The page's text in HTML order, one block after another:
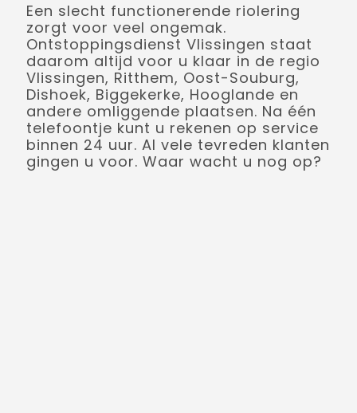
Een slecht functionerende riolering
zorgt voor veel ongemak.
Ontstoppingsdienst Vlissingen staat
daarom altijd voor u klaar in de regio
Vlissingen, Ritthem, Oost-Souburg,
Dishoek, Biggekerke, Hooglande en
andere omliggende plaatsen. Na één
telefoontje kunt u rekenen op service
binnen 24 uur. Al vele tevreden klanten
gingen u voor. Waar wacht u nog op?